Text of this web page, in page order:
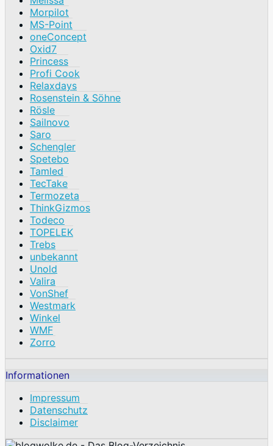
Morpilot
MS-Point
oneConcept
Oxid7
Princess
Profi Cook
Relaxdays
Rosenstein & Söhne
Rösle
Sailnovo
Saro
Schengler
Spetebo
Tamled
TecTake
Termozeta
ThinkGizmos
Todeco
TOPELEK
Trebs
unbekannt
Unold
Valira
VonShef
Westmark
Winkel
WMF
Zorro
Informationen
Impressum
Datenschutz
Disclaimer